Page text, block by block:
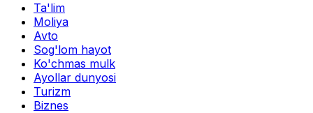
Ta'lim
Moliya
Avto
Sog'lom hayot
Ko'chmas mulk
Ayollar dunyosi
Turizm
Biznes